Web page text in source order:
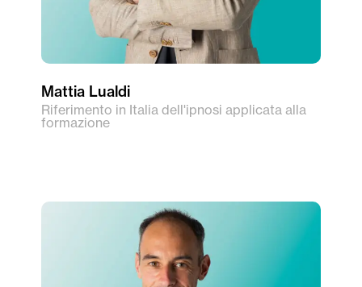
Mattia Lualdi
Riferimento in Italia dell'ipnosi applicata alla
formazione